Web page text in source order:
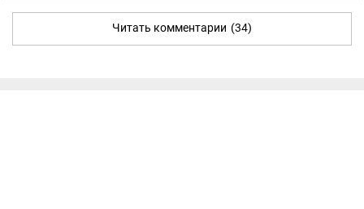
Читать комментарии (34)